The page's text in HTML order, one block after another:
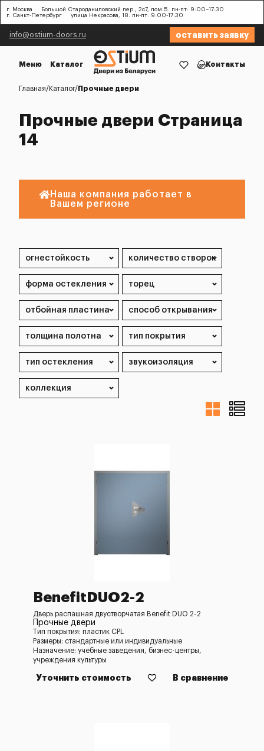
г. Москва
Большой Староданиловский пер., 2с7, пом.5. пн-пт: 9:00–17:30
г. Санкт-Петербург
улица Некрасова, 18. пн-пт: 9:00-17:30
info@ostium-doors.ru оставить заявку
Меню Каталог Контакты
Главная Каталог Прочные двери
Прочные двери Страница
14
Наша компания работает в
Вашем регионе
BenefitDUO2-2
Дверь распашная двустворчатая Benefit DUO 2-2
Прочные двери
Тип покрытия: пластик CPL
Размеры: стандартные или индивидуальные
Назначение: учебные заведения, бизнес-центры,
учреждения культуры
Уточнить стоимость В сравнение